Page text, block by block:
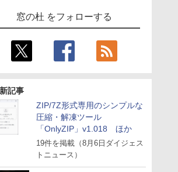
窓の杜 をフォローする
記事
ZIP/7Z形式専用のシンプルな
圧縮・解凍ツール
「OnlyZIP」v1.018 ほか
19件を掲載（8月6日ダイジェス
トニュース）